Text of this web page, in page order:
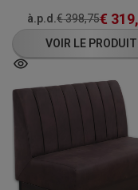
à.p.d.€398,75€
VOIR LE PRODUIT